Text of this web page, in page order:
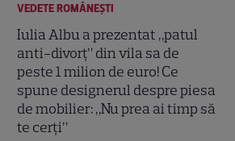
VEDETE ROMÂNEŞTI
Iulia Albu a prezentat „patul
anti-divorț” din vila sa de
peste 1 milion de euro! Ce
spune designerul despre piesa
de mobilier: „Nu prea ai timp să
te cerți”